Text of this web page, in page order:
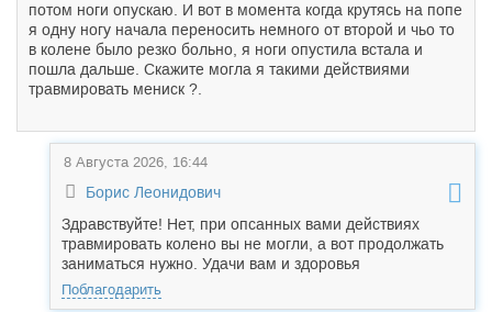
потом ноги опускаю. И вот в момента когда крутясь на попе
я одну ногу начала переносить немного от второй и чьо то
в колене было резко больно, я ноги опустила встала и
пошла дальше. Скажите могла я такими действиями
травмировать мениск ?.
8 Августа 2026, 16:44
Борис Леонидович
Здравствуйте! Нет, при опсанных вами действиях
травмировать колено вы не могли, а вот продолжать
заниматься нужно. Удачи вам и здоровья
Поблагодарить